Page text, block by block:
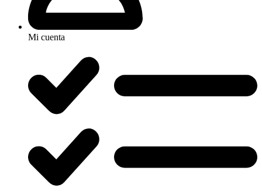
Mi cuenta